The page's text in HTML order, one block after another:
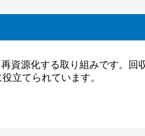
資源化する取り組みです。回
立てられています。